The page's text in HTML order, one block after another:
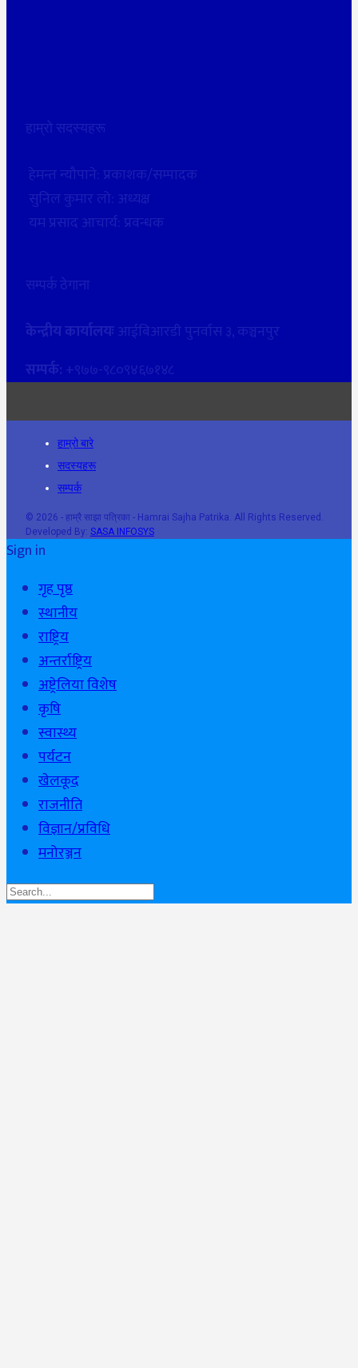
हाम्रो सदस्यहरू
हेमन्त न्यौपाने: प्रकाशक/सम्पादक
सुनिल कुमार लो: अध्यक्ष
यम प्रसाद आचार्य: प्रवन्धक
सम्पर्क ठेगाना
केन्द्रीय कार्यालयः आईबिआरडी पुनर्वास ३, कञ्चनपुर
सम्पर्क: +९७७-९८०९४६७१४८
हाम्रो बारे
सदस्यहरू
सम्पर्क
© 2026 - हाम्रै साझा पत्रिका - Hamrai Sajha Patrika. All Rights Reserved.
Developed By: SASA INFOSYS
Sign in
गृह पृष्ठ
स्थानीय
राष्ट्रिय
अन्तर्राष्ट्रिय
अष्ट्रेलिया विशेष
कृषि
स्वास्थ्य
पर्यटन
खेलकूद
राजनीति
विज्ञान/प्रविधि
मनोरञ्जन